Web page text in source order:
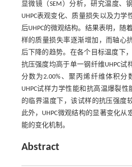
显微镜（SEM）分析，研究温度、
UHPC表观变化、质量损失以及力学
后UHPC的微观结构。结果表明，随
样的质量损失率逐渐增加，而轴心
后下降的趋势。在各个目标温度下
抗压强度均高于单一钢纤维UHPC试
分数为2.00%、聚丙烯纤维体积分
UHPC试样力学性能和抗高温爆裂
的临界温度下，该试样的抗压强度
此外，UHPC微观结构的显著变化从
能的变化机制。
Abstract